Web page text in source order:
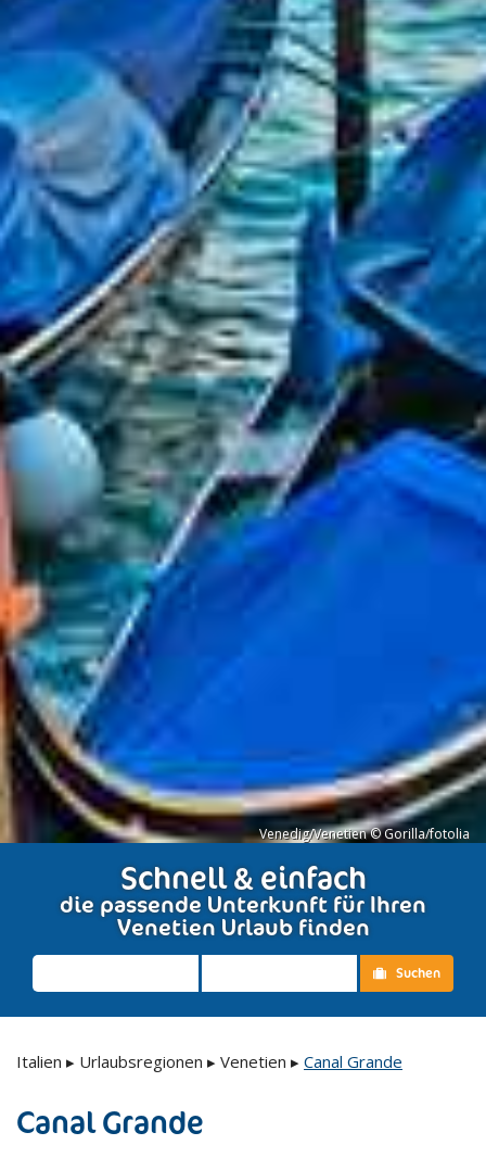
Venedig/Venetien © Gorilla/fotolia
Schnell & einfach
die passende Unterkunft für Ihren
Venetien Urlaub finden
Suchen
Italien ▸ Urlaubsregionen ▸ Venetien ▸ Canal Grande
Canal Grande